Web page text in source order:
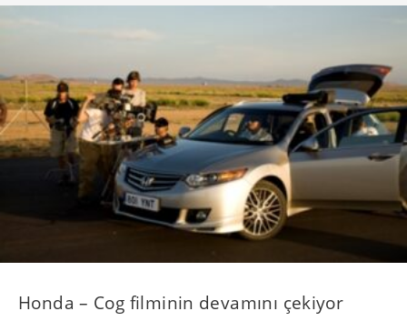
Honda – Cog filminin devamını çekiyor